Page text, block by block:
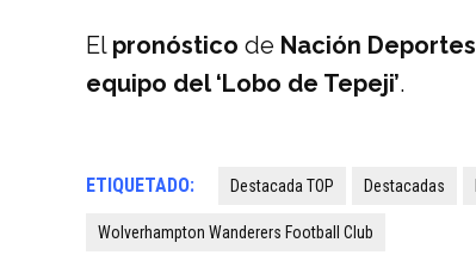
El pronóstico de Nación Deportes
equipo del ‘Lobo de Tepeji’.
ETIQUETADO: Destacada TOP Destacadas
Wolverhampton Wanderers Football Club